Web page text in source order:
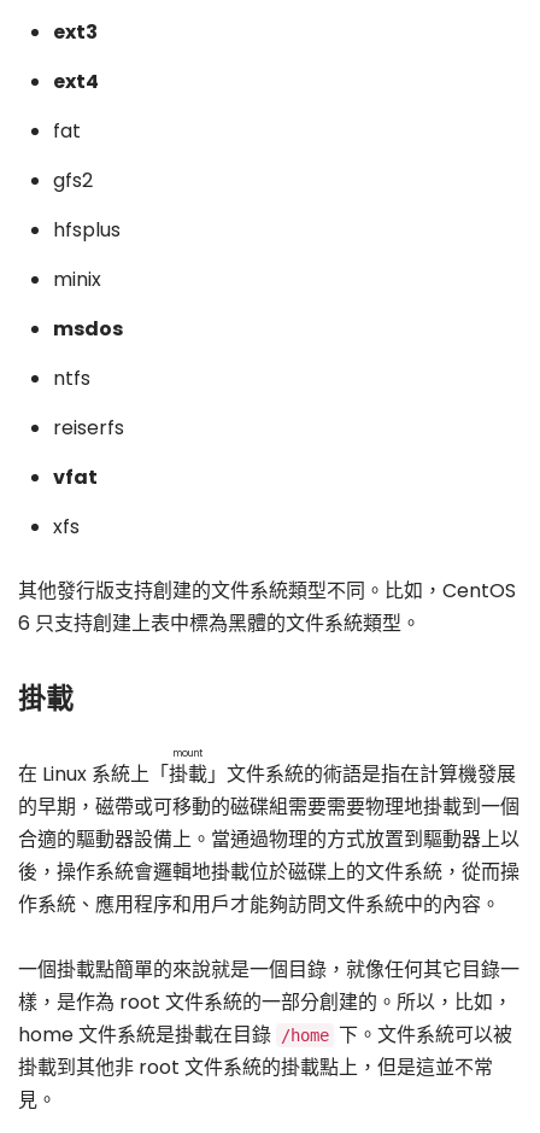
ext3
ext4
fat
gfs2
hfsplus
minix
msdos
ntfs
reiserfs
vfat
xfs
其他發行版支持創建的文件系統類型不同。比如，CentOS
6 只支持創建上表中標為黑體的文件系統類型。
掛載
在 Linux 系統上「掛載
mount
」文件系統的術語是指在計算機發展
的早期，磁帶或可移動的磁碟組需要需要物理地掛載到一個
合適的驅動器設備上。當通過物理的方式放置到驅動器上以
後，操作系統會邏輯地掛載位於磁碟上的文件系統，從而操
作系統、應用程序和用戶才能夠訪問文件系統中的內容。
一個掛載點簡單的來說就是一個目錄，就像任何其它目錄一
樣，是作為 root 文件系統的一部分創建的。所以，比如，
home 文件系統是掛載在目錄 /home 下。文件系統可以被
掛載到其他非 root 文件系統的掛載點上，但是這並不常
見。